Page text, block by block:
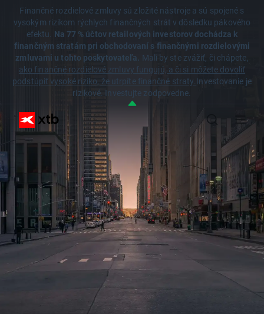
Finančné rozdielové zmluvy sú zložité nástroje a sú spojené s
vysokým rizikom rýchlych finančných strát v dôsledku pákového
efektu. Na 77 % účtov retailových investorov dochádza k
finančným stratám pri obchodovaní s finančnými rozdielovými
zmluvami u tohto poskytovateľa. Mali by ste zvážiť, či chápete,
ako finančné rozdielové zmluvy fungujú, a či si môžete dovoliť
podstúpiť vysoké riziko, že utrpíte finančné straty.Investovanie je
rizikové. Investujte zodpovedne.